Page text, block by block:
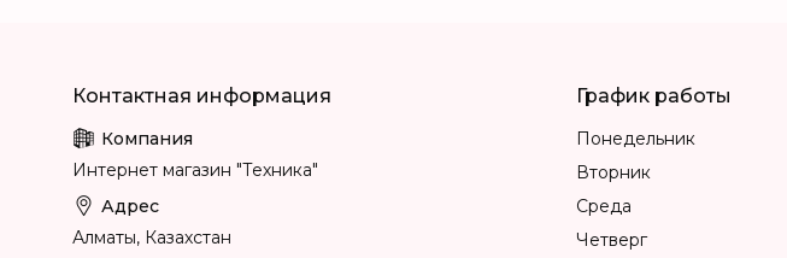
Интернет магазин "Техника"
Алматы, Казахстан
График работы
Понедельник
Вторник
Среда
Четверг